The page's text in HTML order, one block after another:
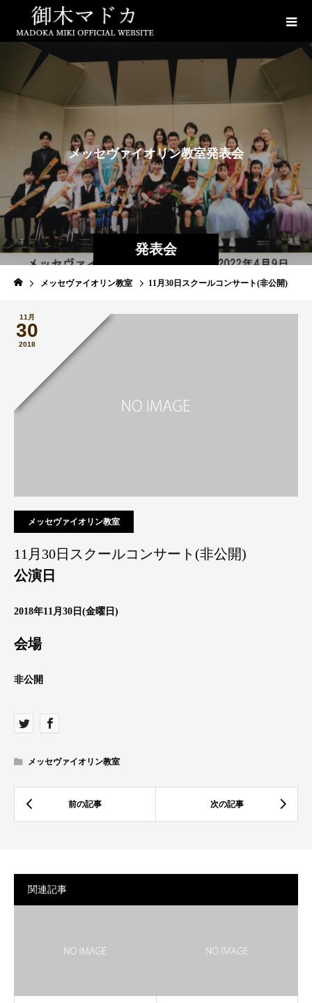
発表会
メッセヴァイオリン教室発表会
メッセヴァイオリン教室 11月30日スクールコンサート(非公開)
11月
30
2018
メッセヴァイオリン教室
11月30日スクールコンサート(非公開)
公演日
2018年11月30日(金曜日)
会場
非公開
メッセヴァイオリン教室
関連記事